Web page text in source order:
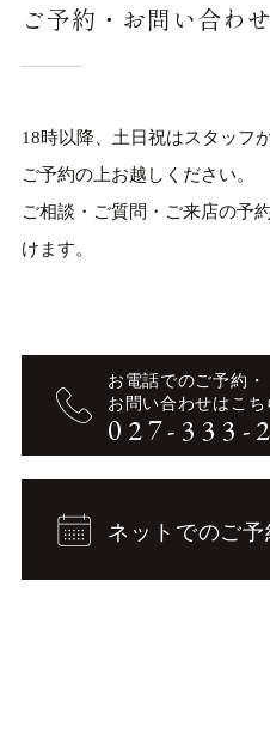
ご予約・お問い合わせ
18時以降、土日祝はスタッフ
ご予約の上お越しください。
ご相談・ご質問・ご来店の予
けます。
お電話でのご予約・
お問い合わせはこち
027- 333 -
ネットでのご予